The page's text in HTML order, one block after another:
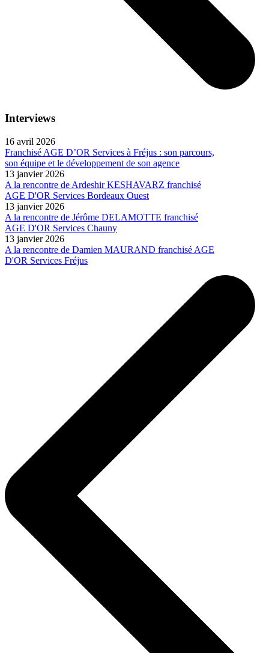
Interviews
16 avril 2026
Franchisé AGE D’OR Services à Fréjus : son parcours,
son équipe et le développement de son agence
13 janvier 2026
A la rencontre de Ardeshir KESHAVARZ franchisé
AGE D'OR Services Bordeaux Ouest
13 janvier 2026
A la rencontre de Jérôme DELAMOTTE franchisé
AGE D'OR Services Chauny
13 janvier 2026
A la rencontre de Damien MAURAND franchisé AGE
D'OR Services Fréjus